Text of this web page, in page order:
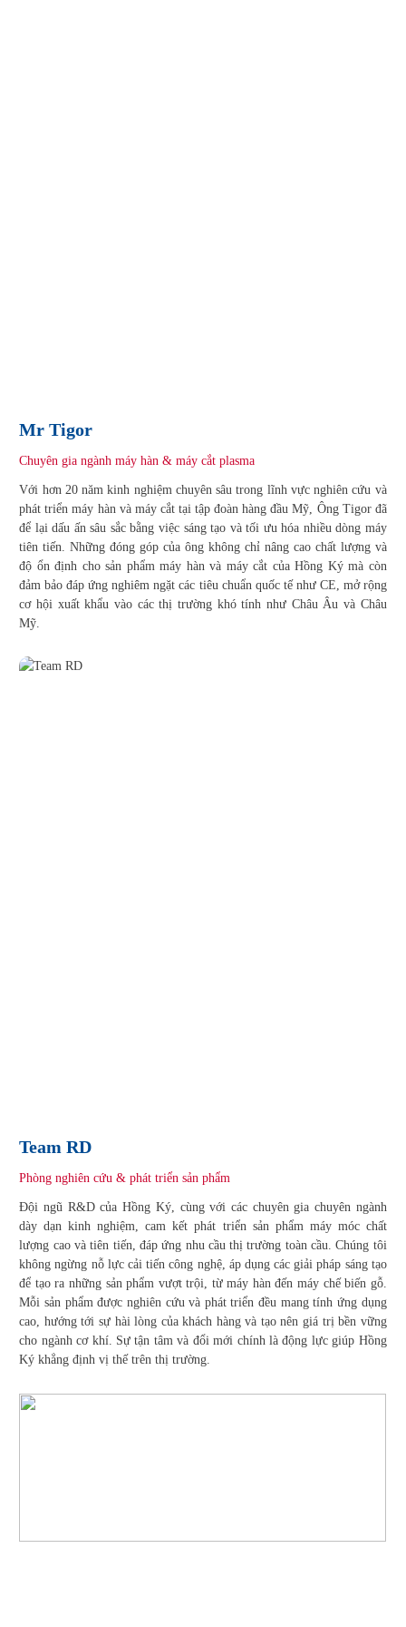
Mr Tigor
Chuyên gia ngành máy hàn & máy cắt plasma
Với hơn 20 năm kinh nghiệm chuyên sâu trong lĩnh vực nghiên cứu và
phát triển máy hàn và máy cắt tại tập đoàn hàng đầu Mỹ, Ông Tigor đã
để lại dấu ấn sâu sắc bằng việc sáng tạo và tối ưu hóa nhiều dòng máy
tiên tiến. Những đóng góp của ông không chỉ nâng cao chất lượng và
độ ổn định cho sản phẩm máy hàn và máy cắt của Hồng Ký mà còn
đảm bảo đáp ứng nghiêm ngặt các tiêu chuẩn quốc tế như CE, mở rộng
cơ hội xuất khẩu vào các thị trường khó tính như Châu Âu và Châu
Mỹ.
Team RD
Phòng nghiên cứu & phát triển sản phẩm
Đội ngũ R&D của Hồng Ký, cùng với các chuyên gia chuyên ngành
dày dạn kinh nghiệm, cam kết phát triển sản phẩm máy móc chất
lượng cao và tiên tiến, đáp ứng nhu cầu thị trường toàn cầu. Chúng tôi
không ngừng nỗ lực cải tiến công nghệ, áp dụng các giải pháp sáng tạo
để tạo ra những sản phẩm vượt trội, từ máy hàn đến máy chế biến gỗ.
Mỗi sản phẩm được nghiên cứu và phát triển đều mang tính ứng dụng
cao, hướng tới sự hài lòng của khách hàng và tạo nên giá trị bền vững
cho ngành cơ khí. Sự tận tâm và đổi mới chính là động lực giúp Hồng
Ký khẳng định vị thế trên thị trường.